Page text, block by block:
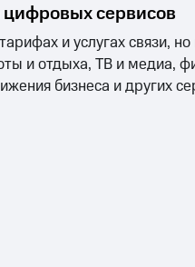
сервисов
и услугах связи,
и отдыха, ТВ и медиа,
бизнеса и других